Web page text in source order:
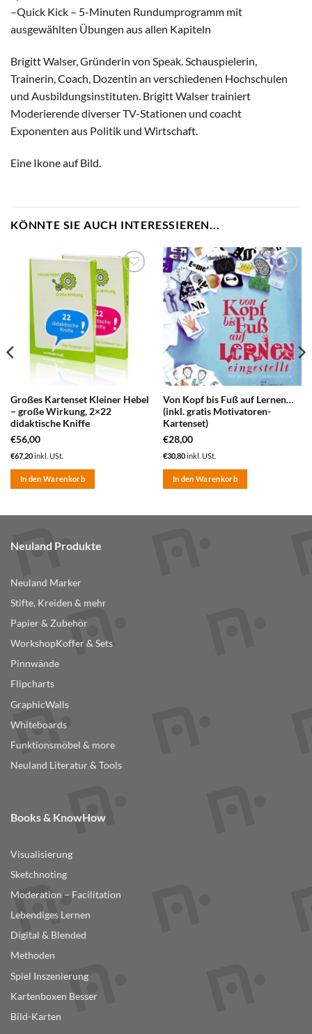
–Quick Kick – 5-Minuten Rundumprogramm mit
ausgewählten Übungen aus allen Kapiteln
Brigitt Walser, Gründerin von Speak. Schauspielerin,
Trainerin, Coach, Dozentin an verschiedenen Hochschulen
und Ausbildungsinstituten. Brigitt Walser trainiert
Moderierende diverser TV-Stationen und coacht
Exponenten aus Politik und Wirtschaft.
Eine Ikone auf Bild.
KÖNNTE SIE AUCH INTERESSIEREN...
zum
Merkzettel
hinzufügen
Großes Kartenset Kleiner Hebel
– große Wirkung, 2×22
didaktische Kniffe
€56,00
€67,20inkl. USt.
In den Warenkorb
zum
Merkzettel
hinzufügen
Von Kopf bis Fuß auf Lernen…
(inkl. gratis Motivatoren-
Kartenset)
€28,00
€30,80inkl. USt.
In den Warenkorb
Neuland Produkte
Neuland Marker
Stifte, Kreiden & mehr
Papier & Zubehör
WorkshopKoffer & Sets
Pinnwände
Flipcharts
GraphicWalls
Whiteboards
Funktionsmöbel & more
Neuland Literatur & Tools
Books & KnowHow
Visualisierung
Sketchnoting
Moderation – Facilitation
Lebendiges Lernen
Digital & Blended
Methoden
Spiel Inszenierung
Kartenboxen Besser
Bild-Karten